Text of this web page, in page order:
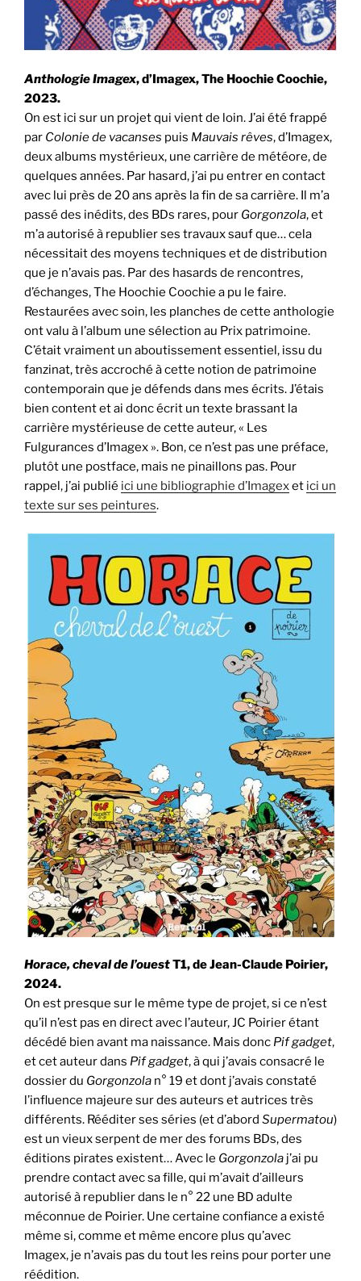
Anthologie Imagex, d’Imagex, The Hoochie Coochie,
2023.
On est ici sur un projet qui vient de loin. J’ai été frappé
par Colonie de vacanses puis Mauvais rêves, d’Imagex,
deux albums mystérieux, une carrière de météore, de
quelques années. Par hasard, j’ai pu entrer en contact
avec lui près de 20 ans après la fin de sa carrière. Il m’a
passé des inédits, des BDs rares, pour Gorgonzola, et
m’a autorisé à republier ses travaux sauf que… cela
nécessitait des moyens techniques et de distribution
que je n’avais pas. Par des hasards de rencontres,
d’échanges, The Hoochie Coochie a pu le faire.
Restaurées avec soin, les planches de cette anthologie
ont valu à l’album une sélection au Prix patrimoine.
C’était vraiment un aboutissement essentiel, issu du
fanzinat, très accroché à cette notion de patrimoine
contemporain que je défends dans mes écrits. J’étais
bien content et ai donc écrit un texte brassant la
carrière mystérieuse de cette auteur, « Les
Fulgurances d’Imagex ». Bon, ce n’est pas une préface,
plutôt une postface, mais ne pinaillons pas. Pour
rappel, j’ai publié ici une bibliographie d’Imagexet ici un
texte sur ses peintures.
Horace, cheval de l’ouestT1, de Jean-Claude Poirier,
2024.
On est presque sur le même type de projet, si ce n’est
qu’il n’est pas en direct avec l’auteur, JC Poirier étant
décédé bien avant ma naissance. Mais donc Pif gadget,
et cet auteur dans Pif gadget, à qui j’avais consacré le
dossier du Gorgonzola n° 19 et dont j’avais constaté
l’influence majeure sur des auteurs et autrices très
différents. Rééditer ses séries (et d’abord Supermatou)
est un vieux serpent de mer des forums BDs, des
éditions pirates existent… Avec le Gorgonzola j’ai pu
prendre contact avec sa fille, qui m’avait d’ailleurs
autorisé à republier dans le n° 22 une BD adulte
méconnue de Poirier. Une certaine confiance a existé
même si, comme et même encore plus qu’avec
Imagex, je n’avais pas du tout les reins pour porter une
réédition.